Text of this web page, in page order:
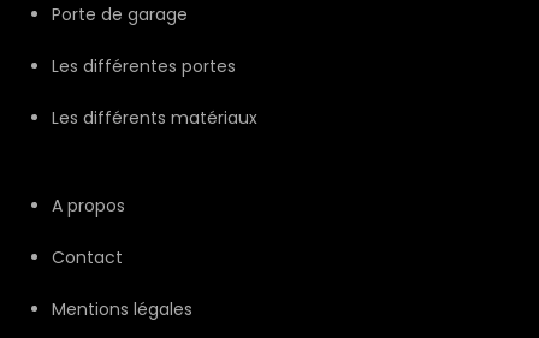
Porte de garage
Les différentes portes
Les différents matériaux
A propos
Contact
Mentions légales